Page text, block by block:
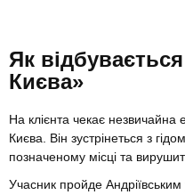
Як
Києва»
На клієнта чекає незвичайна
Києва. Він зустрінеться з
позначеному місці та
Учасник пройде